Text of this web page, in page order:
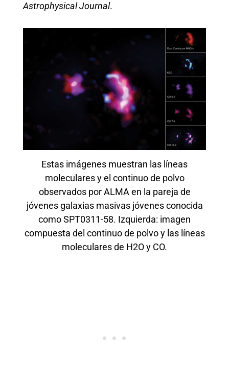
Astrophysical Journal.
Estas imágenes muestran las líneas
moleculares y el continuo de polvo
observados por ALMA en la pareja de
jóvenes galaxias masivas jóvenes conocida
como SPT0311-58. Izquierda: imagen
compuesta del continuo de polvo y las líneas
moleculares de H2O y CO.